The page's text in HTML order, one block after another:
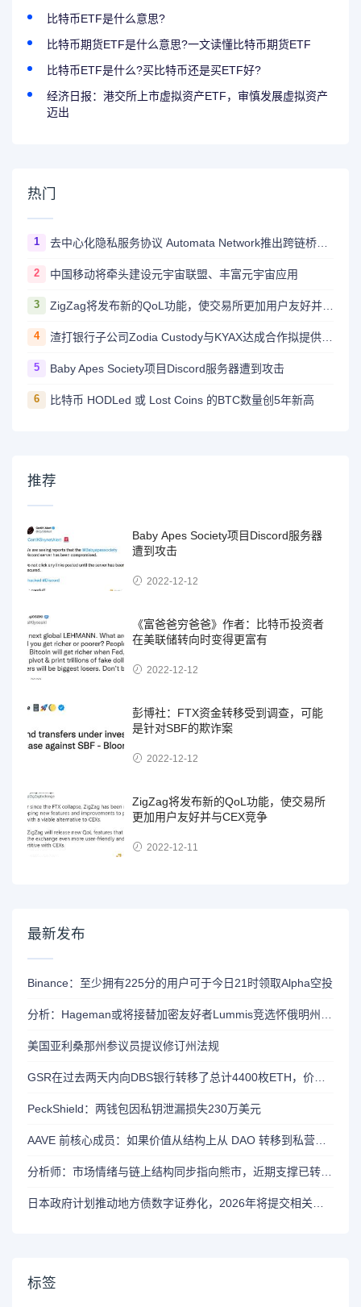
比特币ETF是什么意思?
比特币期货ETF是什么意思?一文读懂比特币期货ETF
比特币ETF是什么?买比特币还是买ETF好?
经济日报：港交所上市虚拟资产ETF，审慎发展虚拟资产
迈出
热门
1 去中心化隐私服务协议 Automata Network推出跨链桥Carrier
2 中国移动将牵头建设元宇宙联盟、丰富元宇宙应用
3 ZigZag将发布新的QoL功能，使交易所更加用户友好并与CEX竞争
4 渣打银行子公司Zodia Custody与KYAX达成合作拟提供基于审计、业务和监管报告的加密托管服务
5 Baby Apes Society项目Discord服务器遭到攻击
6 比特币 HODLed 或 Lost Coins 的BTC数量创5年新高
推荐
Baby Apes Society项目Discord服务器
遭到攻击
2022-12-12
《富爸爸穷爸爸》作者：比特币投资者
在美联储转向时变得更富有
2022-12-12
彭博社：FTX资金转移受到调查，可能
是针对SBF的欺诈案
2022-12-12
ZigZag将发布新的QoL功能，使交易所
更加用户友好并与CEX竞争
2022-12-11
最新发布
Binance：至少拥有225分的用户可于今日21时领取Alpha空投
美国亚利桑那州参议员提议修订州法规
PeckShield：两钱包因私钥泄漏损失230万美元
标签